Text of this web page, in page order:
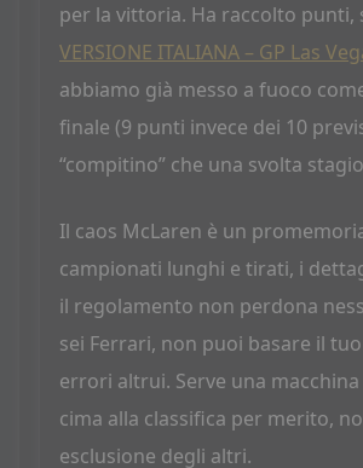
per la vittoria. Ha raccolto punti,
VERSIONE ITALIANA – GP Las
abbiamo già messo a fuoco
finale (9 punti invece dei 10
“compitino” che una svolta
Il caos McLaren è un
campionati lunghi e tirati, i
il regolamento non perdona
sei Ferrari, non puoi basare il
errori altrui. Serve una
cima alla classifica per merito,
esclusione degli altri.